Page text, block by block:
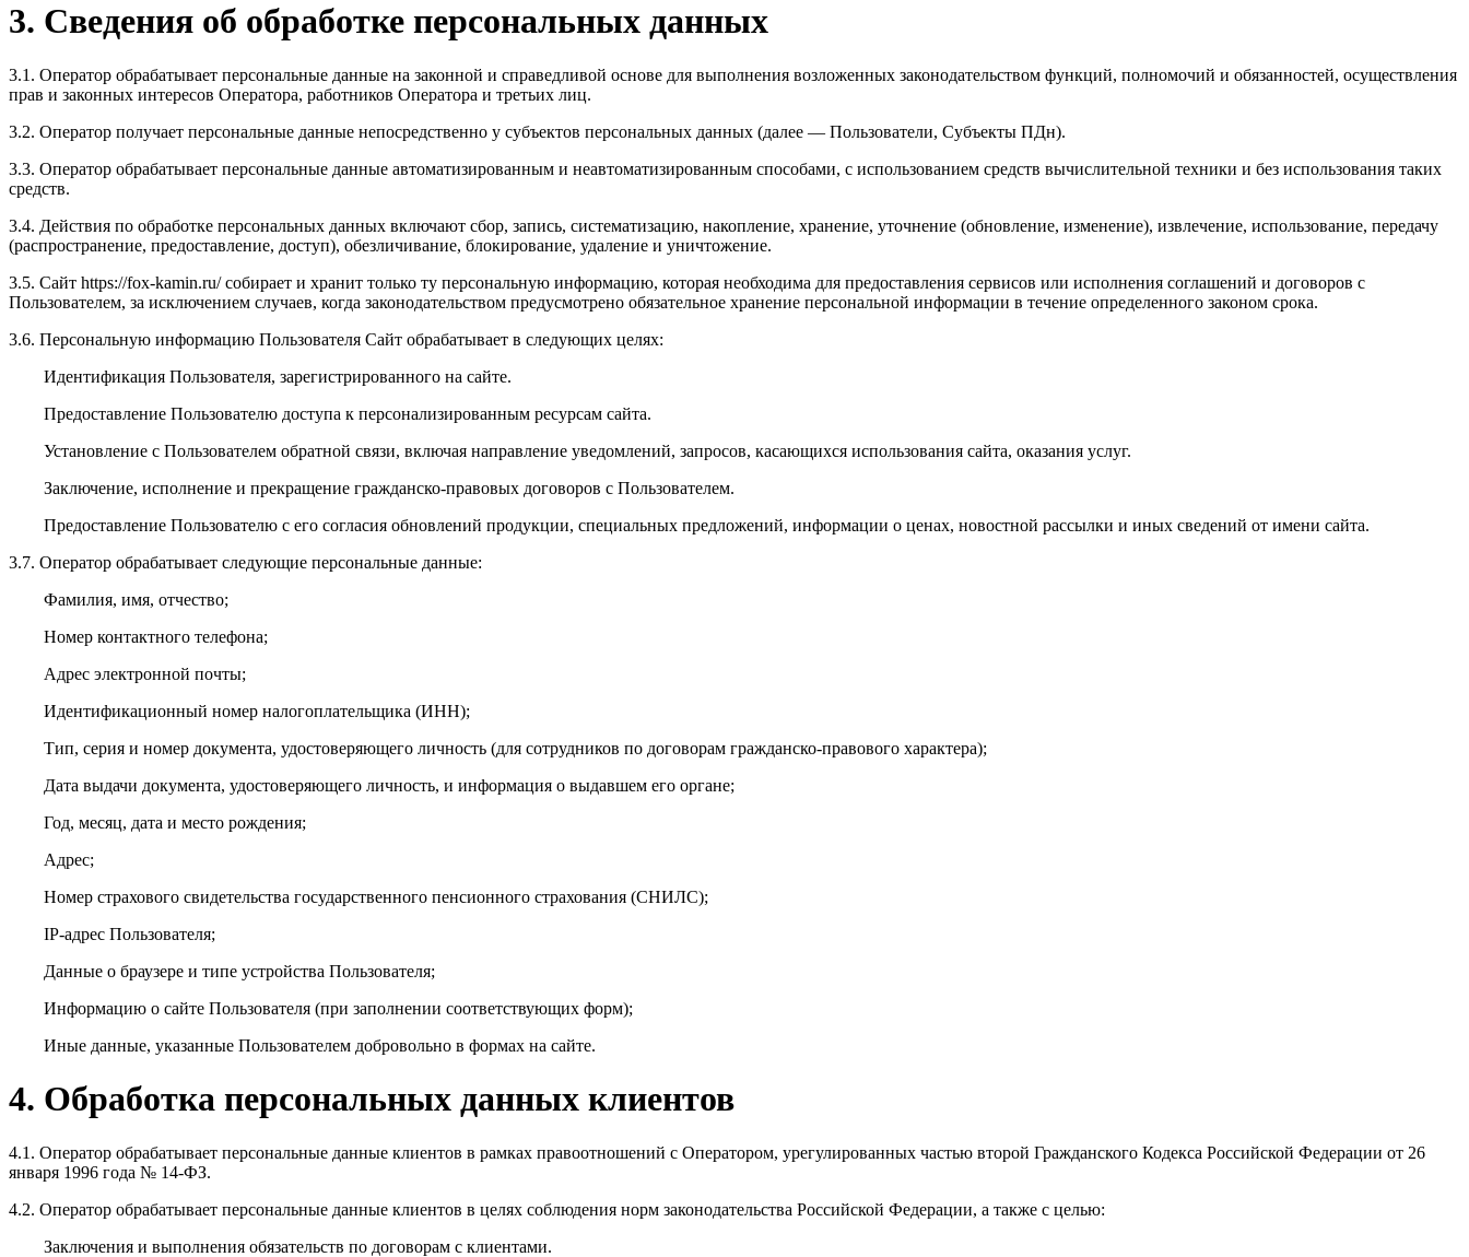
3. Сведения об обработке персональных данных
3.1. Оператор обрабатывает персональные данные на законной и справедливой основе для выполнения возложенных законодательством функций, полномочий и обязанностей, осуществления
прав и законных интересов Оператора, работников Оператора и третьих лиц.
3.2. Оператор получает персональные данные непосредственно у субъектов персональных данных (далее — Пользователи, Субъекты ПДн).
3.3. Оператор обрабатывает персональные данные автоматизированным и неавтоматизированным способами, с использованием средств вычислительной техники и без использования таких
средств.
3.4. Действия по обработке персональных данных включают сбор, запись, систематизацию, накопление, хранение, уточнение (обновление, изменение), извлечение, использование, передачу
(распространение, предоставление, доступ), обезличивание, блокирование, удаление и уничтожение.
3.5. Сайт https://fox-kamin.ru/ собирает и хранит только ту персональную информацию, которая необходима для предоставления сервисов или исполнения соглашений и договоров с
Пользователем, за исключением случаев, когда законодательством предусмотрено обязательное хранение персональной информации в течение определенного законом срока.
3.6. Персональную информацию Пользователя Сайт обрабатывает в следующих целях:
Идентификация Пользователя, зарегистрированного на сайте.
Предоставление Пользователю доступа к персонализированным ресурсам сайта.
Установление с Пользователем обратной связи, включая направление уведомлений, запросов, касающихся использования сайта, оказания услуг.
Заключение, исполнение и прекращение гражданско-правовых договоров с Пользователем.
Предоставление Пользователю с его согласия обновлений продукции, специальных предложений, информации о ценах, новостной рассылки и иных сведений от имени сайта.
3.7. Оператор обрабатывает следующие персональные данные:
Фамилия, имя, отчество;
Номер контактного телефона;
Адрес электронной почты;
Идентификационный номер налогоплательщика (ИНН);
Тип, серия и номер документа, удостоверяющего личность (для сотрудников по договорам гражданско-правового характера);
Дата выдачи документа, удостоверяющего личность, и информация о выдавшем его органе;
Год, месяц, дата и место рождения;
Адрес;
Номер страхового свидетельства государственного пенсионного страхования (СНИЛС);
IP-адрес Пользователя;
Данные о браузере и типе устройства Пользователя;
Информацию о сайте Пользователя (при заполнении соответствующих форм);
Иные данные, указанные Пользователем добровольно в формах на сайте.
4. Обработка персональных данных клиентов
4.1. Оператор обрабатывает персональные данные клиентов в рамках правоотношений с Оператором, урегулированных частью второй Гражданского Кодекса Российской Федерации от 26
января 1996 года № 14-ФЗ.
4.2. Оператор обрабатывает персональные данные клиентов в целях соблюдения норм законодательства Российской Федерации, а также с целью:
Заключения и выполнения обязательств по договорам с клиентами.